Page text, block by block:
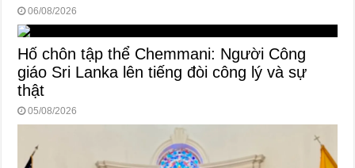
06/08/2026
Hố chôn tập thể Chemmani: Người Công
giáo Sri Lanka lên tiếng đòi công lý và sự
thật
05/08/2026